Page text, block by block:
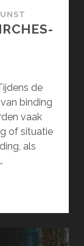
de
binding
vaak
of situatie
als